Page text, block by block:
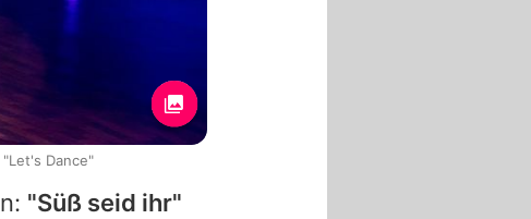
"Süß seid ihr"
Dance"